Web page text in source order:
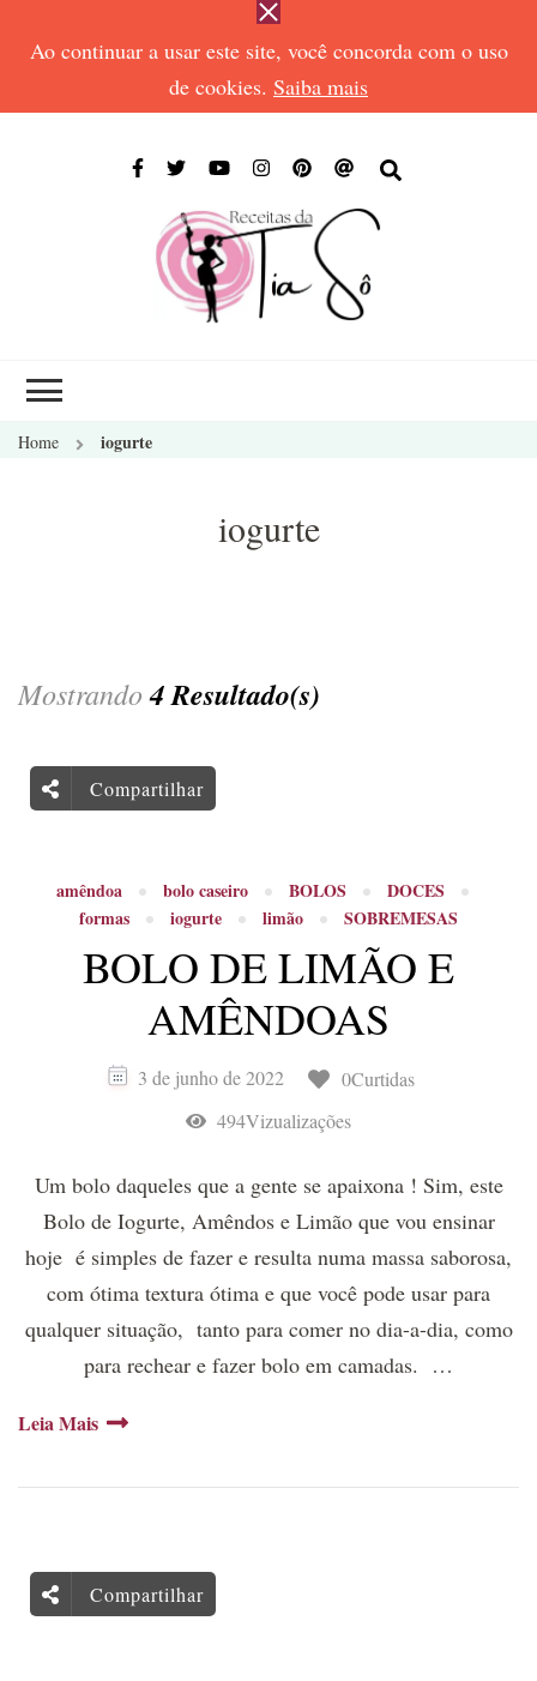
Ao continuar a usar este site, você concorda com o uso
de cookies. Saiba mais
Home iogurte
iogurte
Mostrando4 Resultado(s)
Compartilhar
amêndoa bolo caseiro BOLOS
DOCES
formas
iogurte limão SOBREMESAS
BOLO DE LIMÃO E
AMÊNDOAS
3 de junho de 2022
0Curtidas
494Vizualizações
Um bolo daqueles que a gente se apaixona ! Sim, este
Bolo de Iogurte, Amêndos e Limão que vou ensinar
hoje é simples de fazer e resulta numa massa saborosa,
com ótima textura ótima e que você pode usar para
qualquer situação, tanto para comer no dia-a-dia, como
para rechear e fazer bolo em camadas. …
Leia Mais
Compartilhar